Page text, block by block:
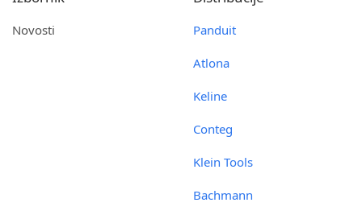
Novosti Panduit
Atlona
Keline
Conteg
Klein Tools
Bachmann